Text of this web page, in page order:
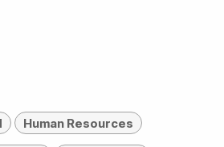
Human Resources